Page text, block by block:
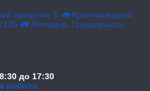
провулок, 5 🚛 Кропивницький,
🚛 Житомир, Грушевського,
до 17:30
роботи